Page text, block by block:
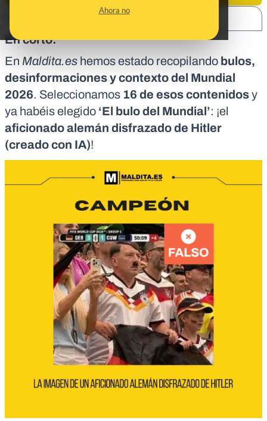
Ahora no
En corto:
En Maldita.es hemos estado recopilando bulos,
desinformaciones y contexto del Mundial
2026. Seleccionamos 16 de esos contenidosy
ya habéis elegido ‘El bulo del Mundial’: ¡el
aficionado alemán disfrazado de Hitler
(creado con IA)!